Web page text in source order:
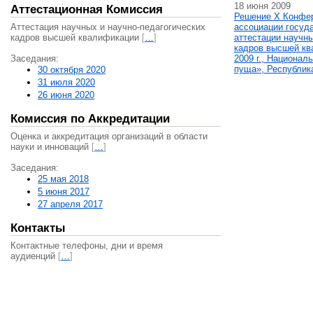
Аттестационная Комиссия
Аттестация научных и научно-педагогических
кадров высшей квалификации […]
Заседания:
30 октября 2020
31 июля 2020
26 июня 2020
Комиссия по Аккредитации
Оценка и аккредитация организаций в области
науки и инноваций […]
Заседания:
25 мая 2018
5 июня 2017
27 апреля 2017
Контакты
Контактные телефоны, дни и время
аудиенций […]
18 июня 2009
Решение X
ассоциации
аттестации
кадров высшей
2009 г.,
пуща»,